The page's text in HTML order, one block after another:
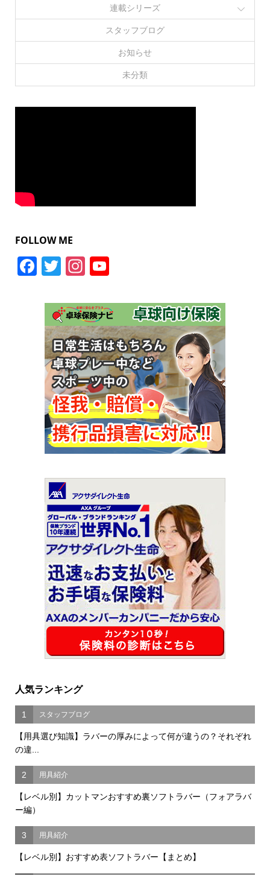
連載シリーズ
スタッフブログ
お知らせ
未分類
FOLLOW ME
Facebook
TwitterInstagram
人気ランキング
1 スタッフブログ
【用具選び知識】ラバーの厚みによって何が違うの？それぞれ
の違...
2 用具紹介
【レベル別】カットマンおすすめ裏ソフトラバー（フォアラバ
ー編）
3 用具紹介
【レベル別】おすすめ表ソフトラバー【まとめ】